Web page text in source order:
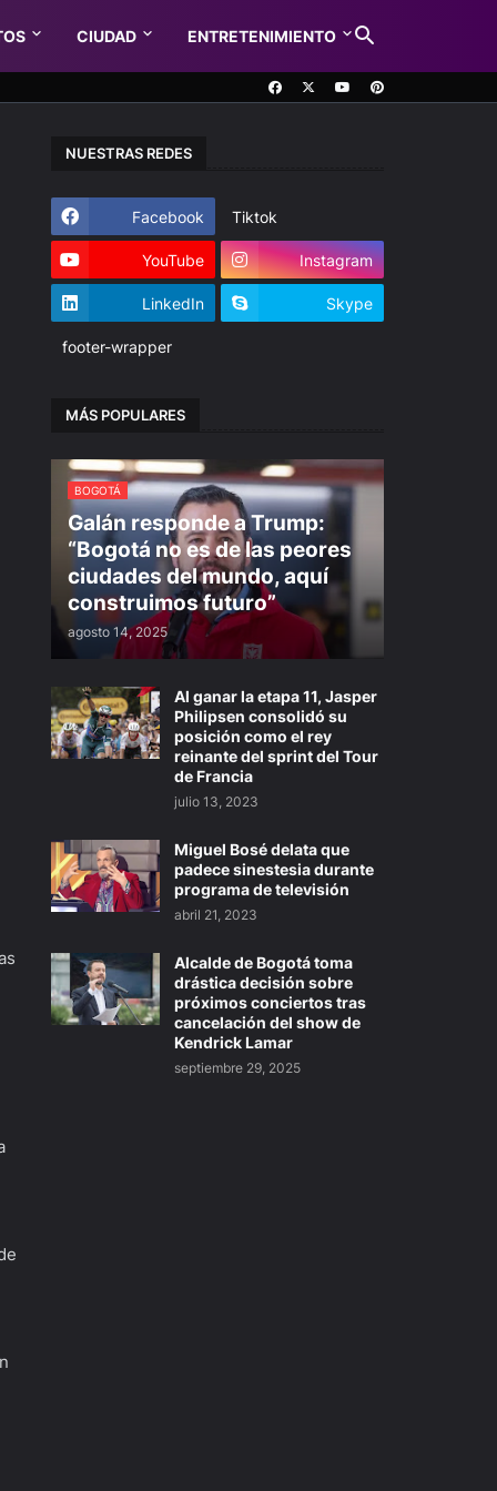
CIUDAD ENTRETENIMIENTO
NUESTRAS REDES
Facebook Tiktok
YouTube Instagram
LinkedIn Skype
footer-wrapper
MÁS POPULARES
BOGOTÁ
Galán responde a Trump:
“Bogotá no es de las peores
ciudades del mundo, aquí
construimos futuro”
agosto 14, 2025
Al ganar la etapa 11, Jasper
Philipsen consolidó su
posición como el rey
reinante del sprint del Tour
de Francia
julio 13, 2023
Miguel Bosé delata que
padece sinestesia durante
programa de televisión
abril 21, 2023
Alcalde de Bogotá toma
drástica decisión sobre
próximos conciertos tras
cancelación del show de
Kendrick Lamar
septiembre 29, 2025